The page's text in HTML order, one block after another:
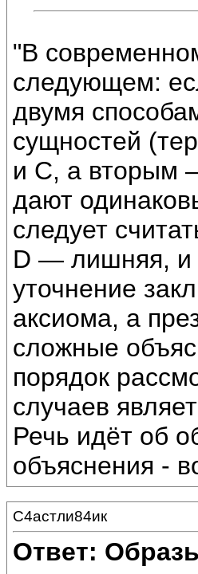
"В
следующем:
двумя
сущностей
и С, а вторым
дают
следует
D — лишняя, и
уточнение
аксиома, а
сложные
порядок
случаев
Речь идёт об
объяснения -
С4астли84ик
Ответ: